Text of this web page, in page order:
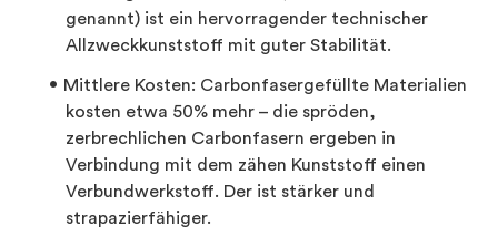
genannt) ist ein hervorragender technischer
Allzweckkunststoff mit guter Stabilität.
Mittlere Kosten: Carbonfasergefüllte Materialien
kosten etwa 50% mehr – die spröden,
zerbrechlichen Carbonfasern ergeben in
Verbindung mit dem zähen Kunststoff einen
Verbundwerkstoff. Der ist stärker und
strapazierfähiger.